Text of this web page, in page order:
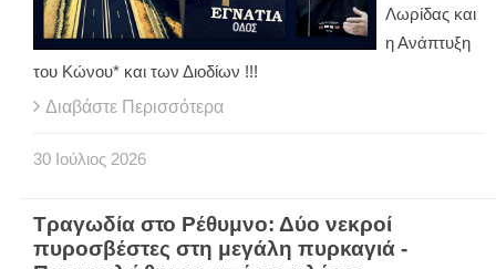
Λωρίδας και
η Ανάπτυξη
του Κώνου* και των Διοδίων !!!
Διαβάστε Περισσότερα
30 Ιούλιος 2026
Τραγωδία στο Ρέθυμνο: Δύο νεκροί
πυροσβέστες στη μεγάλη πυρκαγιά -